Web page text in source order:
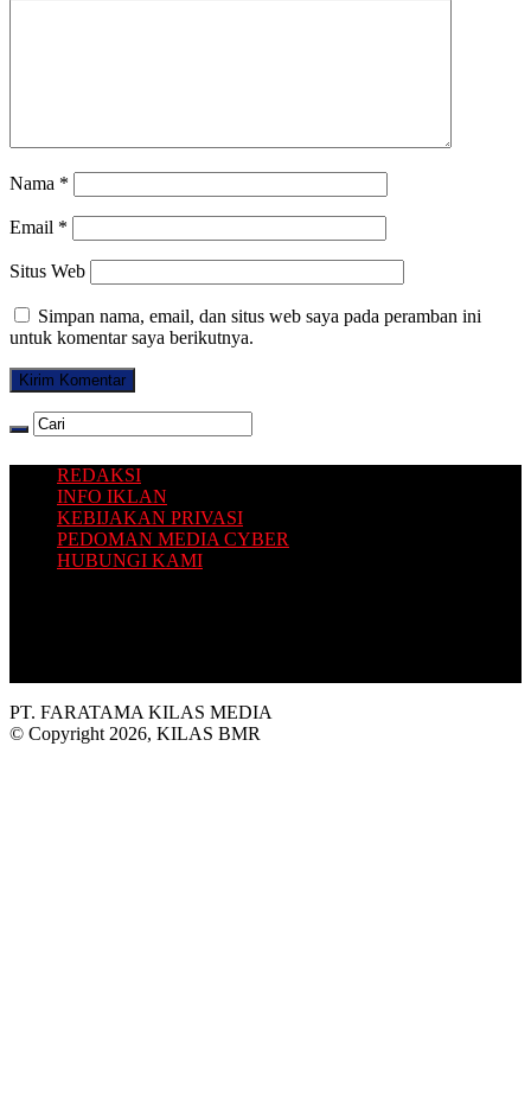
Nama *
Email *
Situs Web
Simpan nama, email, dan situs web saya pada peramban ini
untuk komentar saya berikutnya.
REDAKSI
INFO IKLAN
KEBIJAKAN PRIVASI
PEDOMAN MEDIA CYBER
HUBUNGI KAMI
PT. FARATAMA KILAS MEDIA
© Copyright 2026, KILAS BMR